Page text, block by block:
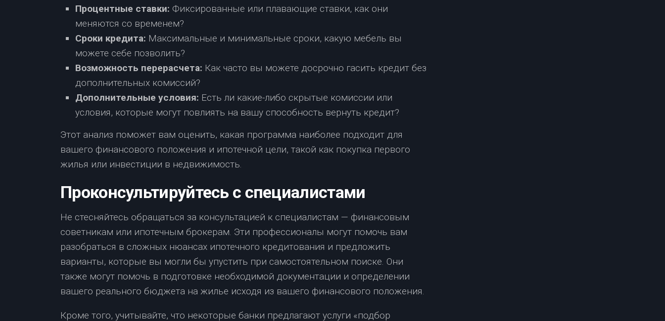
Процентные ставки: Фиксированные или плавающие ставки, как они
меняются со временем?
Сроки кредита: Максимальные и минимальные сроки, какую мебель вы
можете себе позволить?
Возможность перерасчета: Как часто вы можете досрочно гасить кредит без
дополнительных комиссий?
Дополнительные условия: Есть ли какие-либо скрытые комиссии или
условия, которые могут повлиять на вашу способность вернуть кредит?
Этот анализ поможет вам оценить, какая программа наиболее подходит для
вашего финансового положения и ипотечной цели, такой как покупка первого
жилья или инвестиции в недвижимость.
Проконсультируйтесь с специалистами
Не стесняйтесь обращаться за консультацией к специалистам — финансовым
советникам или ипотечным брокерам. Эти профессионалы могут помочь вам
разобраться в сложных нюансах ипотечного кредитования и предложить
варианты, которые вы могли бы упустить при самостоятельном поиске. Они
также могут помочь в подготовке необходимой документации и определении
вашего реального бюджета на жилье исходя из вашего финансового положения.
Кроме того, учитывайте, что некоторые банки предлагают услуги «подбор